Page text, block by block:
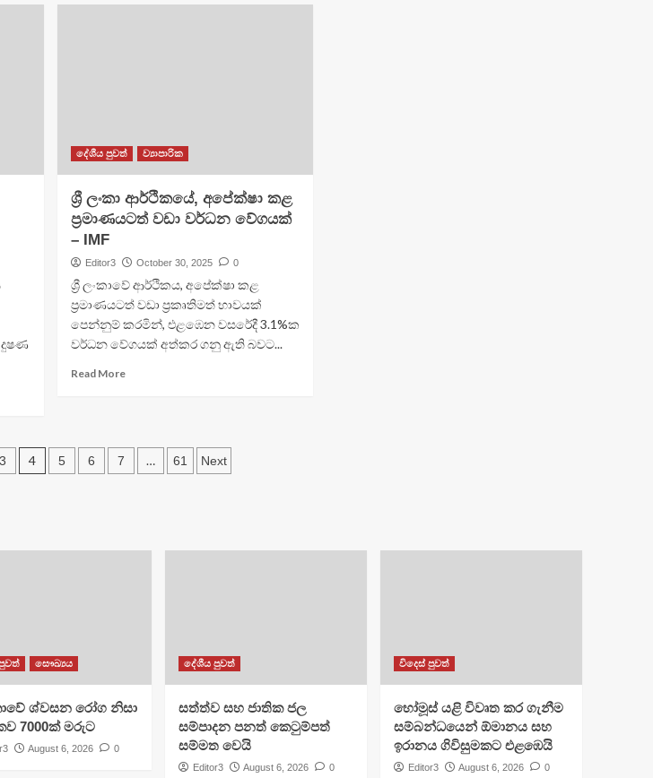
දේශීය පුවත් ව්‍යාපාරික
ශ්‍රී ලංකා ආර්ථිකයේ, අපේක්ෂා කළ
ප්‍රමාණයටත් වඩා වර්ධන වේගයක්
– IMF
Editor3 October 30, 2025 0
ශ්‍රී ලංකාවේ ආර්ථිකය, අපේක්ෂා කළ
ප්‍රමාණයටත් වඩා ප්‍රකෘතිමත් භාවයක්
පෙන්නුම් කරමින්, එළඹෙන වසරේදී 3.1%ක
වර්ධන වේගයක් අත්කර ගනු ඇති බවට...
Read More
3 4 5 6 7 … 61 Next
සෞඛ්‍යය
ශ්වසන රෝග නිසා
7000ක් මරුට
August 6, 2026 0
දේශීය පුවත්
සත්ත්ව සහ ජාතික ජල
සම්පාදන පනත් කෙටුම්පත්
සම්මත වෙයි
Editor3 August 6, 2026 0
විදෙස් පුවත්
හෝමූස් යළි විවෘත කර ගැනීම
සම්බන්ධයෙන් ඕමානය සහ
ඉරානය ගිවිසුමකට එළඹෙයි
Editor3 August 6, 2026 0